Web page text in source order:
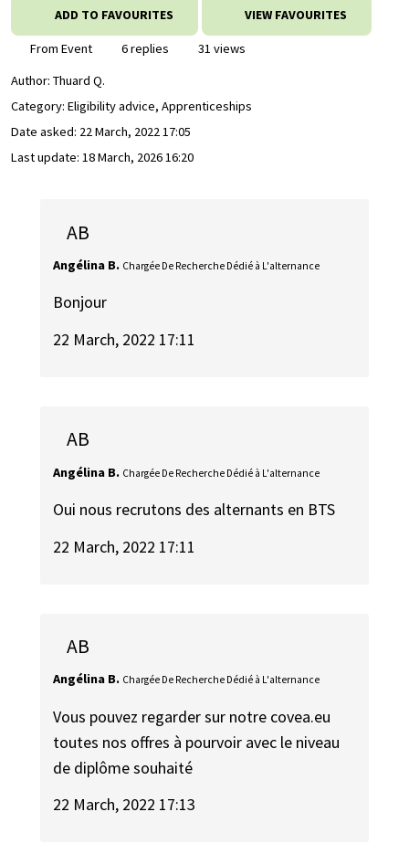
ADD TO FAVOURITES VIEW FAVOURITES
From Event 6 replies
31 views
Author: Thuard Q.
Category: Eligibility advice, Apprenticeships
Date asked: 22 March, 2022 17:05
Last update: 18 March, 2026 16:20
AB
Angélina B. Chargée De Recherche Dédié à L'alternance
Bonjour
22 March, 2022 17:11
AB
Angélina B. Chargée De Recherche Dédié à L'alternance
Oui nous recrutons des alternants en BTS
22 March, 2022 17:11
AB
Angélina B. Chargée De Recherche Dédié à L'alternance
Vous pouvez regarder sur notre covea.eu
toutes nos offres à pourvoir avec le niveau
de diplôme souhaité
22 March, 2022 17:13